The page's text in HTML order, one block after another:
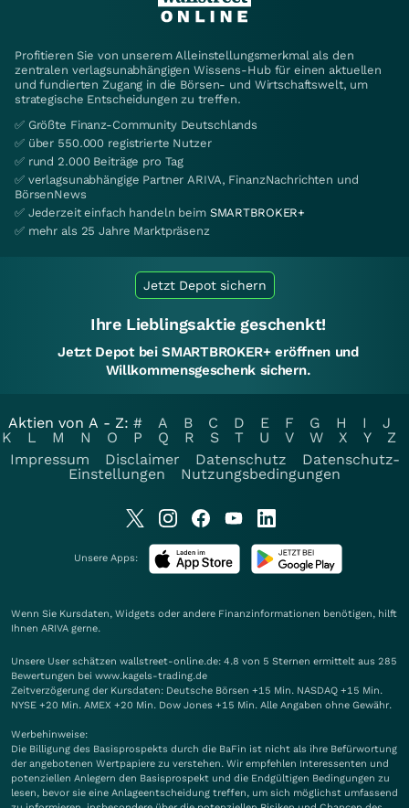
Profitieren Sie von unserem Alleinstellungsmerkmal als den
zentralen verlagsunabhängigen Wissens-Hub für einen aktuellen
und fundierten Zugang in die Börsen- und Wirtschaftswelt, um
strategische Entscheidungen zu treffen.
✅ Größte Finanz-Community Deutschlands
✅ über 550.000 registrierte Nutzer
✅ rund 2.000 Beiträge pro Tag
✅ verlagsunabhängige Partner ARIVA, FinanzNachrichten und
BörsenNews
✅ Jederzeit einfach handeln beim SMARTBROKER+
✅ mehr als 25 Jahre Marktpräsenz
Jetzt Depot sichern
Ihre Lieblingsaktie geschenkt!
Jetzt Depot bei SMARTBROKER+ eröffnen und
Willkommensgeschenk sichern.
Aktien von A - Z: # A B C D E F G H I
J
K
L M N O P Q R S T U V W X Y
Z
Impressum
Disclaimer Datenschutz
Datenschutz-
Einstellungen
Nutzungsbedingungen
Unsere Apps:
Wenn Sie Kursdaten, Widgets oder andere Finanzinformationen benötigen, hilft
Ihnen ARIVA gerne.
Unsere User schätzen wallstreet-online.de: 4.8 von 5 Sternen ermittelt aus 285
Bewertungen bei www.kagels-trading.de
Zeitverzögerung der Kursdaten: Deutsche Börsen +15 Min. NASDAQ +15 Min.
NYSE +20 Min. AMEX +20 Min. Dow Jones +15 Min. Alle Angaben ohne Gewähr.
Werbehinweise:
Die Billigung des Basisprospekts durch die BaFin ist nicht als ihre Befürwortung
der angebotenen Wertpapiere zu verstehen. Wir empfehlen Interessenten und
potenziellen Anlegern den Basisprospekt und die Endgültigen Bedingungen zu
lesen, bevor sie eine Anlageentscheidung treffen, um sich möglichst umfassend